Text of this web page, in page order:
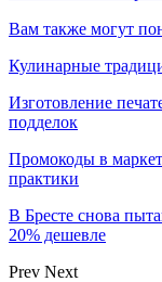
Вам также могут
Кулинарные
Изготовление
подделок
Промокоды в
практики
В Бресте снова
20% дешевле
Prev Next